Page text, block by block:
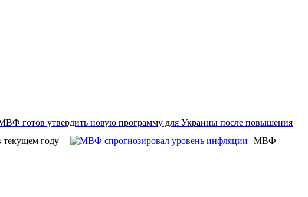
готов утвердить новую программу для Украины после повышения
текущем году
МВФ